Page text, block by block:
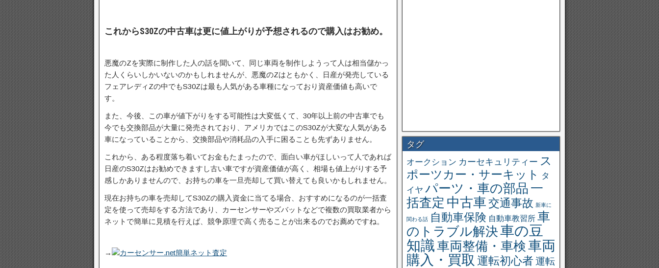
これからS30Zの中古車は更に値上がりが予想されるので購入はお勧め。
悪魔のZを実際に制作した人の話を聞いて、同じ車両を制作しようって人は相当儲かっ
た人くらいしかいないのかもしれませんが、悪魔のZはともかく、日産が発売している
フェアレディZの中でもS30Zは最も人気がある車種になっており資産価値も高いで
す。
また、今後、この車が値下がりをする可能性は大変低くて、30年以上前の中古車でも
今でも交換部品が大量に発売されており、アメリカではこのS30Zが大変な人気がある
車になっていることから、交換部品や消耗品の入手に困ることも先ずありません。
これから、ある程度落ち着いてお金もたまったので、面白い車がほしいって人であれば
日産のS30Zはお勧めできますし古い車ですが資産価値が高く、相場も値上がりする予
感しかありませんので、お持ちの車を一旦売却して買い替えても良いかもしれません。
現在お持ちの車を売却してS30Zの購入資金に当てる場合、おすすめになるのが一括査
定を使って売却をする方法であり、カーセンサーやズバットなどで複数の買取業者から
ネットで簡単に見積を行えば、競争原理で高く売ることが出来るのでお薦めですね。
→ カーセンサー.net簡単ネット査定
タグ
オークション カーセキュリティー ス
ポーツカー・サーキット
タ
イヤ パーツ・車の部品 一
括査定 中古車 交通事故 新車に
関わる話 自動車保険 自動車教習所 車
のトラブル解決車の豆
知識車両整備・車検車両
購入・買取 運転初心者 運転